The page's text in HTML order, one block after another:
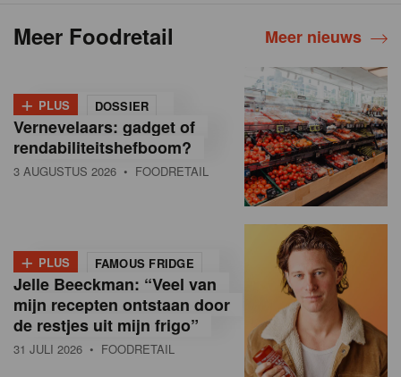
Meer Foodretail Meer nieuws
+ PLUS DOSSIER
Vernevelaars: gadget of
rendabiliteitshefboom?
3 AUGUSTUS 2026 • FOODRETAIL
+ PLUS FAMOUS FRIDGE
Jelle Beeckman: “Veel van
mijn recepten ontstaan door
de restjes uit mijn frigo”
31 JULI 2026 • FOODRETAIL